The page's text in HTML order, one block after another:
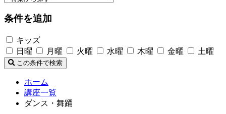
条件を追加
キッズ
日曜
月曜 火曜 水曜 木曜 金曜 土曜
この条件で検索
ホーム
講座一覧
ダンス・舞踊